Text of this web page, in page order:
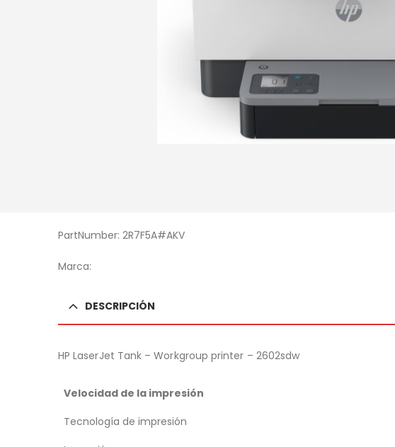
PartNumber: 2R7F5A#AKV
Marca:
DESCRIPCIÓN
HP LaserJet Tank – Workgroup printer – 2602sdw
Velocidad de la impresión
Tecnología de impresión